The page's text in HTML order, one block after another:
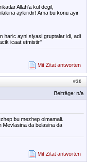
Allah'a kul degil,
aykiridir! Ama bu konu ayir
haric ayni siyasi gruptalar idi, adi
icaat etmistir"
Mit Zitat antworten
#30
Beiträge: n/a
bu mezhep olmamali.
Mevlasina da belasina da
Mit Zitat antworten